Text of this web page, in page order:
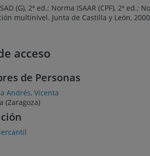
(G), 2ª ed.; Norma ISAAR (CPF), 2ª ed.;
multinivel. Junta de Castilla y León, 2000
acceso
de Personas
Andrés, Vicenta
(Zaragoza)